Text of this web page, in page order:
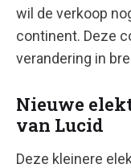
wil de verkoop
continent. Deze
verandering in
Nieuwe
van Lucid
Deze kleinere